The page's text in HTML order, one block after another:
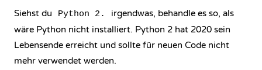
Siehst du Python 2.
irgendwas, behandle es so, als
wäre Python nicht installiert. Python 2 hat 2020 sein
Lebensende erreicht und sollte für neuen Code nicht
mehr verwendet werden.